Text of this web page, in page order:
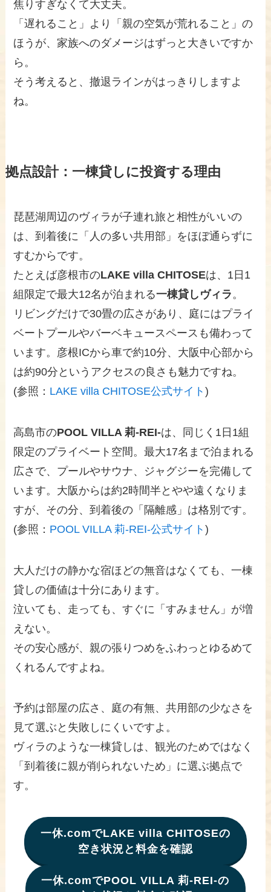
焦りすぎなくて大丈夫。
「遅れること」より「親の空気が荒れること」の
ほうが、家族へのダメージはずっと大きいですか
ら。
そう考えると、撤退ラインがはっきりしますよ
ね。
拠点設計：一棟貸しに投資する理由
琵琶湖周辺のヴィラが子連れ旅と相性がいいの
は、到着後に「人の多い共用部」をほぼ通らずに
すむからです。
たとえば彦根市のLAKE villa CHITOSEは、1日1
組限定で最大12名が泊まれる一棟貸しヴィラ 。
リビングだけで30畳の広さがあり、庭にはプライ
ベートプールやバーベキュースペースも備わって
います。彦根ICから車で約10分、大阪中心部から
は約90分というアクセスの良さも魅力ですね。
(参照： LAKE villa CHITOSE公式サイト)
高島市のPOOL VILLA 莉-REI-は、同じく1日1組
限定のプライベート空間。最大17名まで泊まれる
広さで、プールやサウナ、ジャグジーを完備して
います。大阪からは約2時間半とやや遠くなりま
すが、その分、到着後の「隔離感」は格別です。
(参照： POOL VILLA 莉-REI-公式サイト)
大人だけの静かな宿ほどの無音はなくても、一棟
貸しの価値は十分にあります。
泣いても、走っても、すぐに「すみません」が増
えない。
その安心感が、親の張りつめをふわっとゆるめて
くれるんですよね。
予約は部屋の広さ、庭の有無、共用部の少なさを
見て選ぶと失敗しにくいですよ。
ヴィラのような一棟貸しは、観光のためではなく
「到着後に親が削られないため」に選ぶ拠点で
す。
一休.comでLAKE villa CHITOSEの
空き状況と料金を確認
一休.comでPOOL VILLA 莉-REI-の